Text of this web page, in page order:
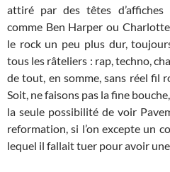
attiré par des têtes
comme Ben Harper ou
le rock un peu plus dur,
tous les râteliers : rap, techno,
de tout, en somme, sans réel fil
Soit, ne faisons pas la fine
la seule possibilité de voir
reformation, si l’on excepte un
lequel il fallait tuer pour avoir